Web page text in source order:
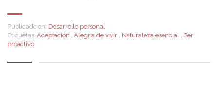
Publicado en: Desarrollo personal
Etiquetas: Aceptación , Alegría de vivir , Naturaleza esencial , Ser
proactivo.